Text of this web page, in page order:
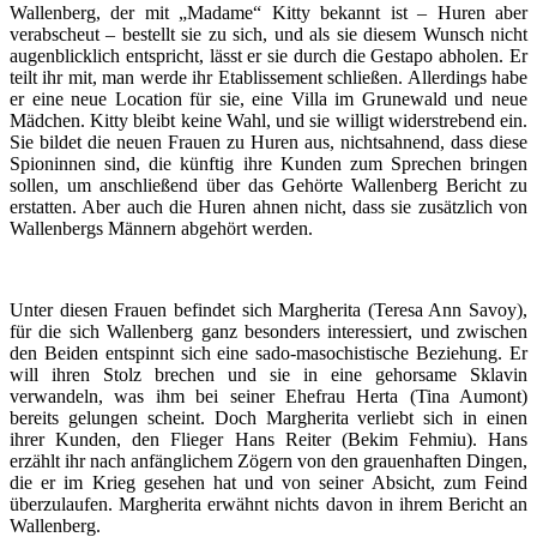
Wallenberg, der mit „Madame“ Kitty bekannt ist – Huren aber
verabscheut – bestellt sie zu sich, und als sie diesem Wunsch nicht
augenblicklich entspricht, lässt er sie durch die Gestapo abholen. Er
teilt ihr mit, man werde ihr Etablissement schließen. Allerdings habe
er eine neue Location für sie, eine Villa im Grunewald und neue
Mädchen. Kitty bleibt keine Wahl, und sie willigt widerstrebend ein.
Sie bildet die neuen Frauen zu Huren aus, nichtsahnend, dass diese
Spioninnen sind, die künftig ihre Kunden zum Sprechen bringen
sollen, um anschließend über das Gehörte Wallenberg Bericht zu
erstatten. Aber auch die Huren ahnen nicht, dass sie zusätzlich von
Wallenbergs Männern abgehört werden.
Unter diesen Frauen befindet sich Margherita (Teresa Ann Savoy),
für die sich Wallenberg ganz besonders interessiert, und zwischen
den Beiden entspinnt sich eine sado-masochistische Beziehung. Er
will ihren Stolz brechen und sie in eine gehorsame Sklavin
verwandeln, was ihm bei seiner Ehefrau Herta (Tina Aumont)
bereits gelungen scheint. Doch Margherita verliebt sich in einen
ihrer Kunden, den Flieger Hans Reiter (Bekim Fehmiu). Hans
erzählt ihr nach anfänglichem Zögern von den grauenhaften Dingen,
die er im Krieg gesehen hat und von seiner Absicht, zum Feind
überzulaufen. Margherita erwähnt nichts davon in ihrem Bericht an
Wallenberg.